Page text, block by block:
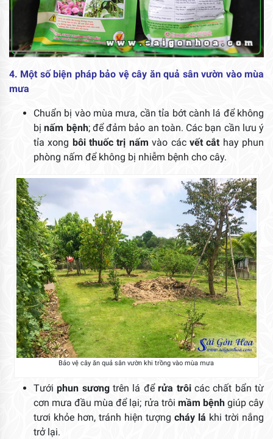
4. Một số biện pháp bảo vệ cây ăn quả sân vườn vào mùa
mưa
Chuẩn bị vào mùa mưa, cần tỉa bớt cành lá để không
bịnấm bệnh; để đảm bảo an toàn. Các bạn cần lưu ý
tỉa xong bôi thuốc trị nấm vào các vết cắthay phun
phòng nấm để không bị nhiễm bệnh cho cây.
Bảo vệ cây ăn quả sân vườn khi trồng vào mùa mưa
Tướiphun sươngtrên lá đểrửa trôicác chất bẩn từ
cơn mưa đầu mùa để lại; rửa trôi mầm bệnhgiúp cây
tươi khỏe hơn, tránh hiện tượng cháy lá khi trời nắng
trở lại.